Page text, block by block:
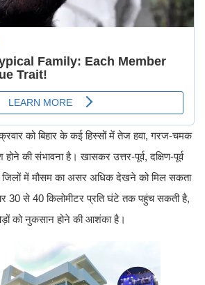
को बिहार के कई हिस्सों में तेज हवा, गरज-चमक
की संभावना है। खासकर उत्तर-पूर्व, दक्षिण-पूर्व
जिलों में मौसम का असर अधिक देखने को मिल सकता
30 से 40 किलोमीटर प्रति घंटे तक पहुंच सकती है,
को नुकसान होने की आशंका है।